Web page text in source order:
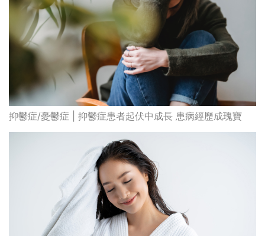
抑鬱症/憂鬱症 | 抑鬱症患者起伏中成長 患病經歷成瑰寶